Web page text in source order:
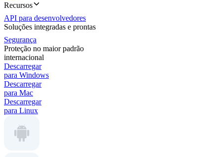
Recursos
API para desenvolvedores
Soluções integradas e prontas
Segurança
Proteção no maior padrão
internacional
Descarregar
para Windows
Descarregar
para Mac
Descarregar
para Linux